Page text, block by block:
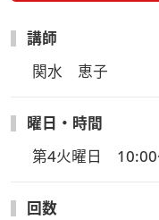
講師
関水　恵子
曜日・時間
第4火曜日　
回数